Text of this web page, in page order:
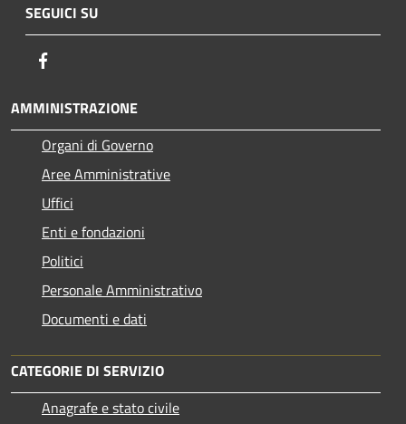
SEGUICI SU
AMMINISTRAZIONE
Organi di Governo
Aree Amministrative
Uffici
Enti e fondazioni
Politici
Personale Amministrativo
Documenti e dati
CATEGORIE DI SERVIZIO
Anagrafe e stato civile